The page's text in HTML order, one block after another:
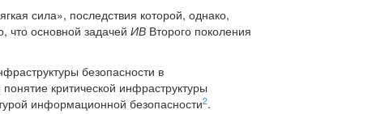
сила», последствия которой, однако,
что основной задачей ИВ Второго поколения
безопасности в
критической инфраструктуры
информационной безопасности2.